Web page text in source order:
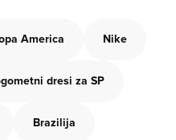
America Nike
dresi za SP
Brazilija